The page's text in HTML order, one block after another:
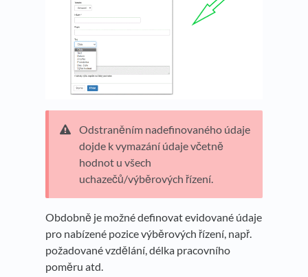
Odstraněním nadefinovaného údaje
dojde k vymazání údaje včetně
hodnot u všech
uchazečů/výběrových řízení.
Obdobně je možné definovat evidované údaje
pro nabízené pozice výběrových řízení, např.
požadované vzdělání, délka pracovního
poměru atd.